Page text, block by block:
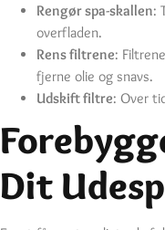
Rengør spa-skallen:
overfladen.
Rens filtrene:
fjerne olie og snavs.
Udskift filtre: Over
Dit